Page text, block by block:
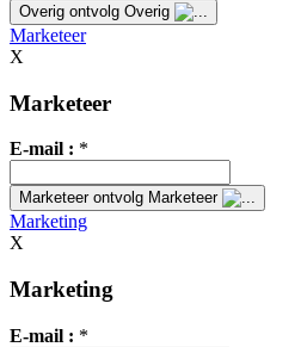
Overig ontvolg Overig
Marketeer
X
Marketeer
E-mail : *
Marketeer ontvolg Marketeer
Marketing
X
Marketing
E-mail : *